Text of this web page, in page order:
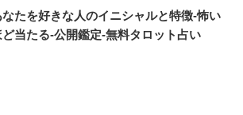
なたを好きな人のイニシャルと特徴-怖い
ど当たる-公開鑑定-無料タロット占い